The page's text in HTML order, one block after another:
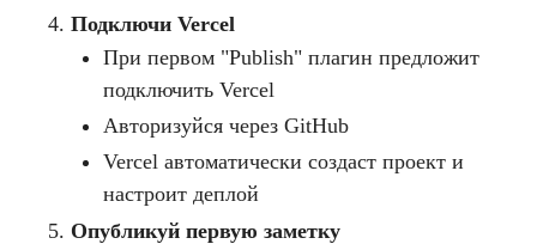
Подключи Vercel
При первом "Publish" плагин предложит
подключить Vercel
Авторизуйся через GitHub
Vercel автоматически создаст проект и
настроит деплой
Опубликуй первую заметку